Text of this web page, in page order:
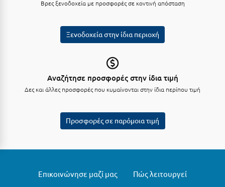
Νέα Στύρα Εύβοιας
Βρες ξενοδοχεία με προσφορές σε κοντινή απόσταση
Ξενοδοχεία στην ίδια περιοχή
Αναζήτησε προσφορές στην ίδια τιμή
Δες και άλλες προσφορές που κυμαίνονται στην ίδια περίπου τιμή
Προσφορές σε παρόμοια τιμή
Επικοινώνησε μαζί μας Πώς λειτουργεί